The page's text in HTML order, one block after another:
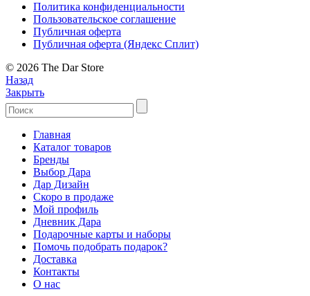
Политика конфиденциальности
Пользовательское соглашение
Публичная оферта
Публичная оферта (Яндекс Сплит)
© 2026 The Dar Store
Назад
Закрыть
Главная
Каталог товаров
Бренды
Выбор Дара
Дар Дизайн
Скоро в продаже
Мой профиль
Дневник Дара
Подарочные карты и наборы
Помочь подобрать подарок?
Доставка
Контакты
О нас